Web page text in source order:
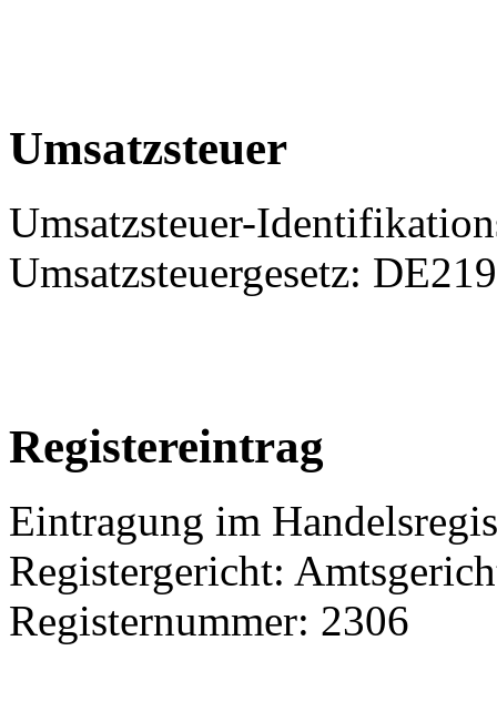
Umsatzsteuer
Umsatzsteuer-
Umsatzsteuergesetz:
Registereintrag
Eintragung im
Registergericht:
Registernummer: 2306